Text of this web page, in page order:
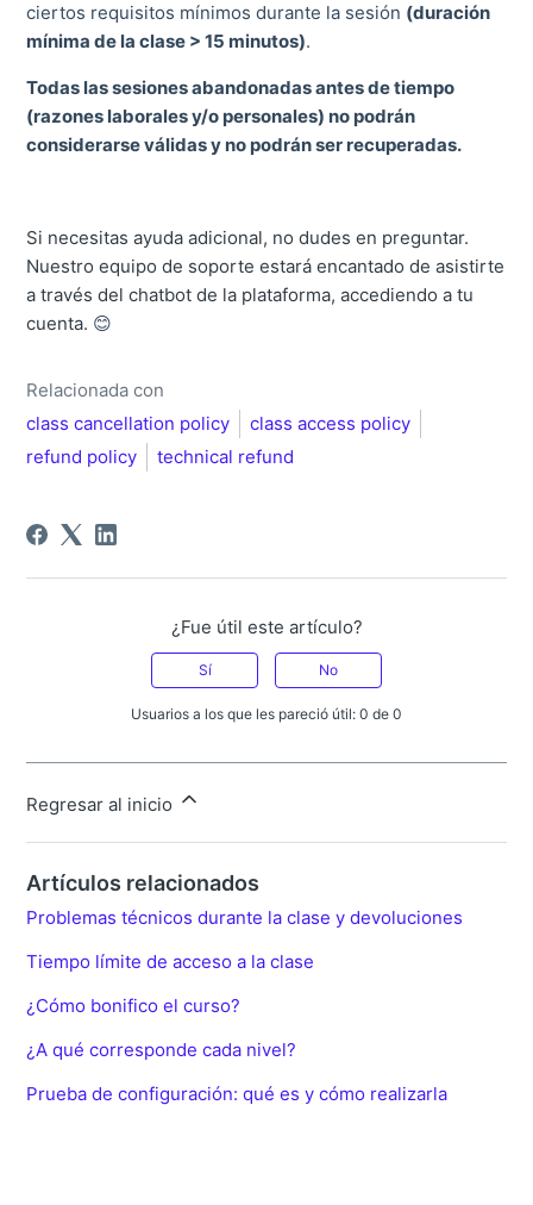
ciertos requisitos mínimos durante la sesión (duración
mínima de la clase > 15 minutos).
Todas las sesiones abandonadas antes de tiempo
(razones laborales y/o personales) no podrán
considerarse válidas y no podrán ser recuperadas.
Si necesitas ayuda adicional, no dudes en preguntar.
Nuestro equipo de soporte estará encantado de asistirte
a través del chatbot de la plataforma, accediendo a tu
cuenta. 😊
Relacionada con
class cancellation policy
class access policy
refund policy
technical refund
¿Fue útil este artículo?
Sí No
Usuarios a los que les pareció útil: 0 de 0
Regresar al inicio
Artículos relacionados
Problemas técnicos durante la clase y devoluciones
Tiempo límite de acceso a la clase
¿Cómo bonifico el curso?
¿A qué corresponde cada nivel?
Prueba de configuración: qué es y cómo realizarla